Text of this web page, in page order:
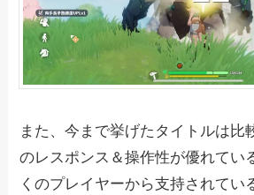
また、今まで挙げたタイトルは比
のレスポンス＆操作性が優れてい
くのプレイヤーから支持されてい